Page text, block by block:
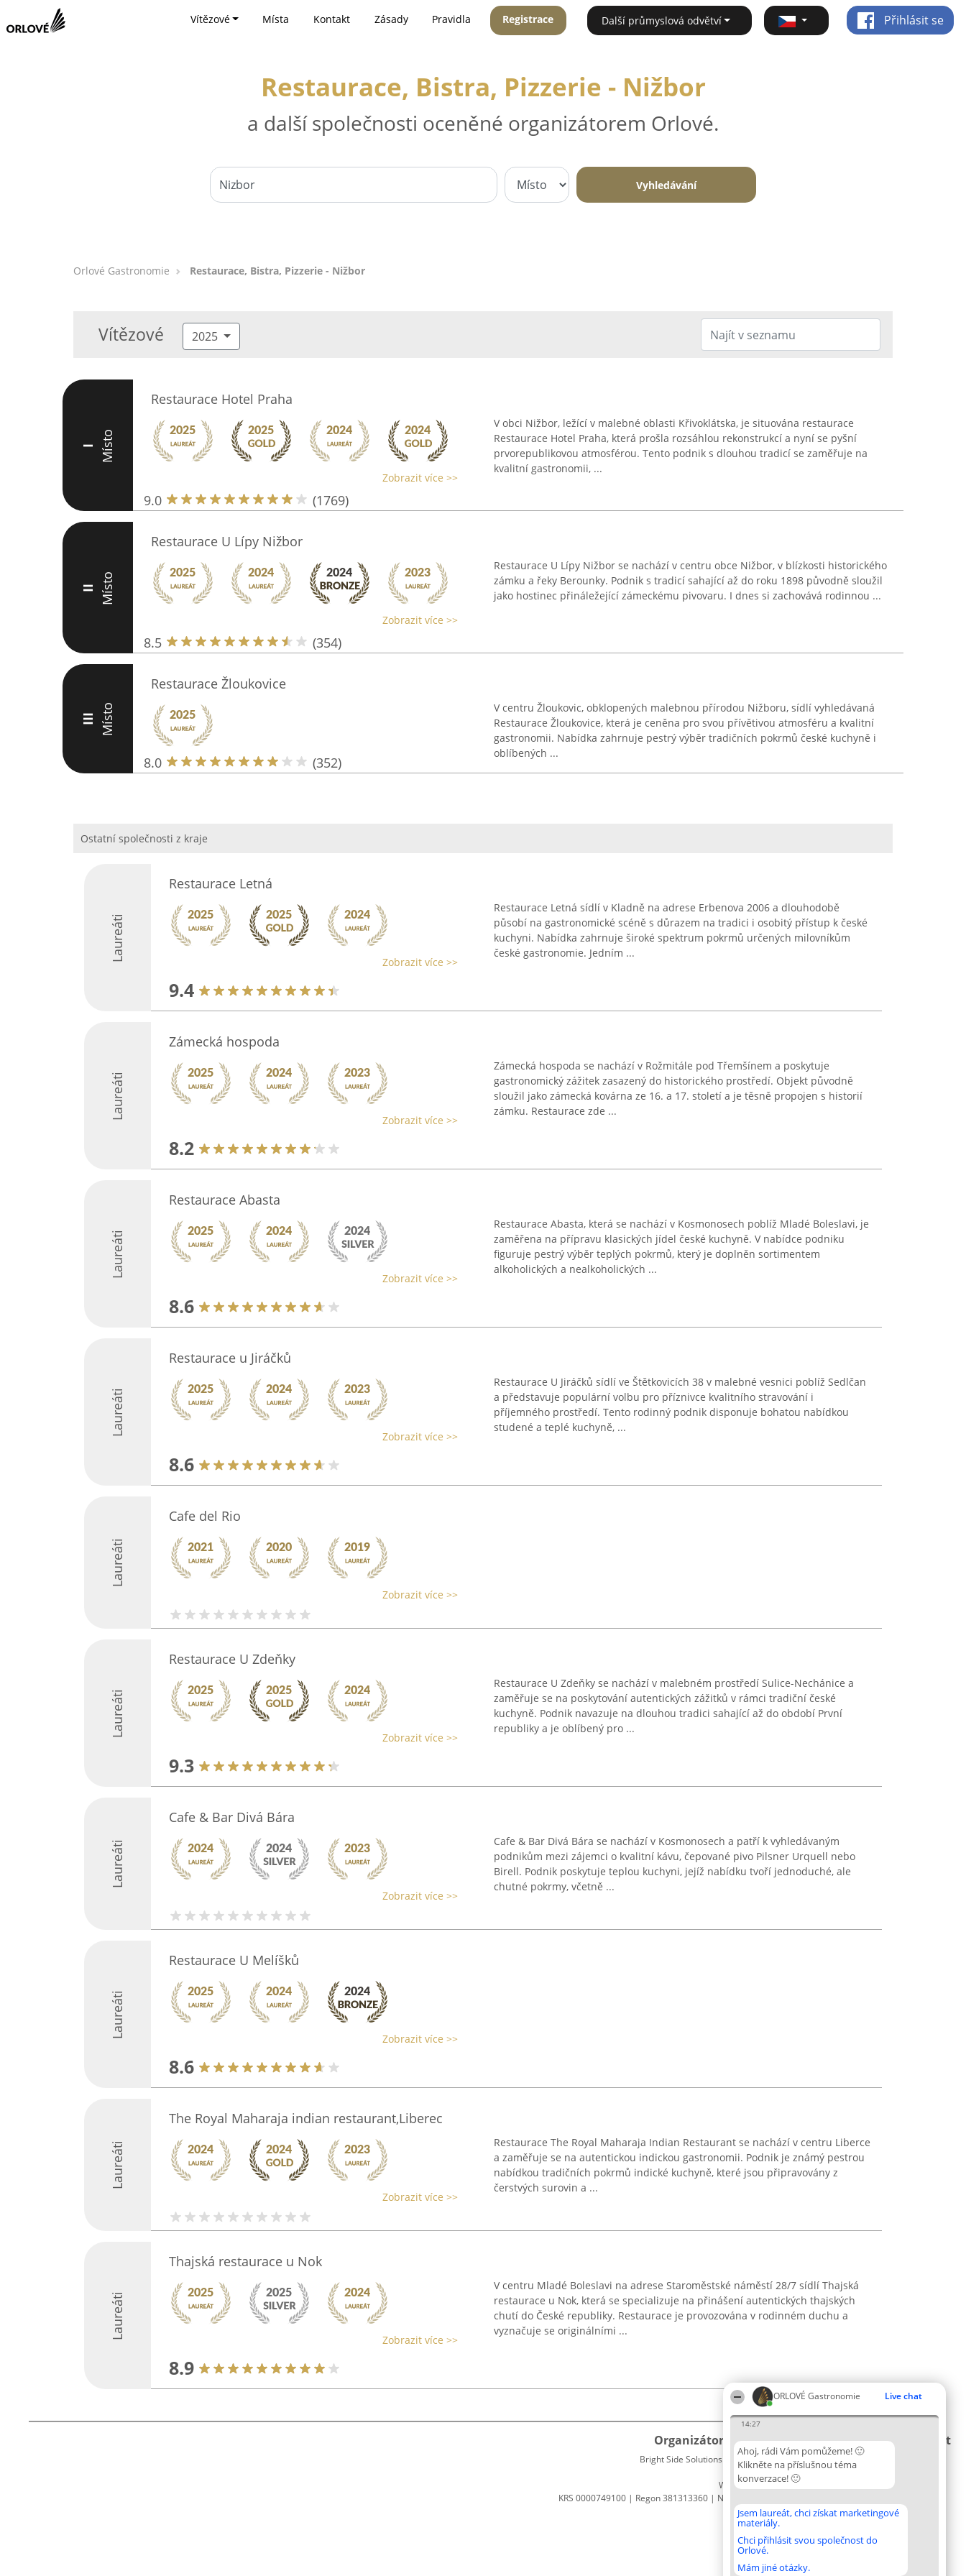
ORLOVÉ Gastronomie Live chat
14:27
Ahoj, rádi Vám pomůžeme! 🙂
Klikněte na příslušnou téma
konverzace! 🙂
Jsem laureát, chci získat marketingové
materiály.
Chci přihlásit svou společnost do
Orlové.
Mám jiné otázky.
Vítězové Místa Kontakt Zásady Pravidla Registrace Další průmyslová odvětví Přihlásit se
Restaurace, Bistra, Pizzerie - Nižbor
a další společnosti oceněné organizátorem Orlové.
Vyhledávání
Orlové Gastronomie Restaurace, Bistra, Pizzerie - Nižbor
Vítězové 2025
I Místo
Restaurace Hotel Praha
Zobrazit více >>
9.0 (1769)
V obci Nižbor, ležící v malebné oblasti Křivoklátska, je situována restaurace
Restaurace Hotel Praha, která prošla rozsáhlou rekonstrukcí a nyní se pyšní
prvorepublikovou atmosférou. Tento podnik s dlouhou tradicí se zaměřuje na
kvalitní gastronomii, ...
II Místo
Restaurace U Lípy Nižbor
Zobrazit více >>
8.5 (354)
Restaurace U Lípy Nižbor se nachází v centru obce Nižbor, v blízkosti historického
zámku a řeky Berounky. Podnik s tradicí sahající až do roku 1898 původně sloužil
jako hostinec přináležející zámeckému pivovaru. I dnes si zachovává rodinnou ...
III Místo
Restaurace Žloukovice
8.0 (352)
V centru Žloukovic, obklopených malebnou přírodou Nižboru, sídlí vyhledávaná
Restaurace Žloukovice, která je ceněna pro svou přívětivou atmosféru a kvalitní
gastronomii. Nabídka zahrnuje pestrý výběr tradičních pokrmů české kuchyně i
oblíbených ...
Ostatní společnosti z kraje
Laureáti
Restaurace Letná
Zobrazit více >>
9.4
Restaurace Letná sídlí v Kladně na adrese Erbenova 2006 a dlouhodobě
působí na gastronomické scéně s důrazem na tradici i osobitý přístup k české
kuchyni. Nabídka zahrnuje široké spektrum pokrmů určených milovníkům
české gastronomie. Jedním ...
Laureáti
Zámecká hospoda
Zobrazit více >>
8.2
Zámecká hospoda se nachází v Rožmitále pod Třemšínem a poskytuje
gastronomický zážitek zasazený do historického prostředí. Objekt původně
sloužil jako zámecká kovárna ze 16. a 17. století a je těsně propojen s historií
zámku. Restaurace zde ...
Laureáti
Restaurace Abasta
Zobrazit více >>
8.6
Restaurace Abasta, která se nachází v Kosmonosech poblíž Mladé Boleslavi, je
zaměřena na přípravu klasických jídel české kuchyně. V nabídce podniku
figuruje pestrý výběr teplých pokrmů, který je doplněn sortimentem
alkoholických a nealkoholických ...
Laureáti
Restaurace u Jiráčků
Zobrazit více >>
8.6
Restaurace U Jiráčků sídlí ve Štětkovicích 38 v malebné vesnici poblíž Sedlčan
a představuje populární volbu pro příznivce kvalitního stravování i
příjemného prostředí. Tento rodinný podnik disponuje bohatou nabídkou
studené a teplé kuchyně, ...
Laureáti
Cafe del Rio
Zobrazit více >>
Laureáti
Restaurace U Zdeňky
Zobrazit více >>
9.3
Restaurace U Zdeňky se nachází v malebném prostředí Sulice-Nechánice a
zaměřuje se na poskytování autentických zážitků v rámci tradiční české
kuchyně. Podnik navazuje na dlouhou tradici sahající až do období První
republiky a je oblíbený pro ...
Laureáti
Cafe & Bar Divá Bára
Zobrazit více >>
Cafe & Bar Divá Bára se nachází v Kosmonosech a patří k vyhledávaným
podnikům mezi zájemci o kvalitní kávu, čepované pivo Pilsner Urquell nebo
Birell. Podnik poskytuje teplou kuchyni, jejíž nabídku tvoří jednoduché, ale
chutné pokrmy, včetně ...
Laureáti
Restaurace U Melíšků
Zobrazit více >>
8.6
Laureáti
The Royal Maharaja indian restaurant,Liberec
Zobrazit více >>
Restaurace The Royal Maharaja Indian Restaurant se nachází v centru Liberce
a zaměřuje se na autentickou indickou gastronomii. Podnik je známý pestrou
nabídkou tradičních pokrmů indické kuchyně, které jsou připravovány z
čerstvých surovin a ...
Laureáti
Thajská restaurace u Nok
Zobrazit více >>
8.9
V centru Mladé Boleslavi na adrese Staroměstské náměstí 28/7 sídlí Thajská
restaurace u Nok, která se specializuje na přinášení autentických thajských
chutí do České republiky. Restaurace je provozována v rodinném duchu a
vyznačuje se originálními ...
Organizátor hlasování
Bright Side Solutions sp. z o. o. sp. k.
ul. Ruska 22
Wrocław 50-079
KRS 0000749100 | Regon 381313360 | NIP 8943132676
Plebiscyt
Vítězové
Seznam
Zásady
Zásady
ochrany
Kontakt